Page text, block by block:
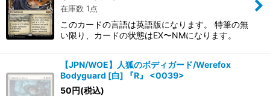
在庫数 1点
このカードの言語は英語版になります。 特筆の無
い限り、カードの状態はEX〜NMになります。
【JPN/WOE】人狐のボディガード/Werefox
Bodyguard [白] 『R』 <0039>
50円(税込)